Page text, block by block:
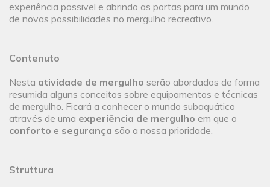
experiência possivel e abrindo as portas para um mundo
de novas possibilidades no mergulho recreativo.
Contenuto
Nesta atividade de mergulho serão abordados de forma
resumida alguns conceitos sobre equipamentos e técnicas
de mergulho. Ficará a conhecer o mundo subaquático
através de uma experiência de mergulho em que o
conforto e segurança são a nossa prioridade.
Struttura